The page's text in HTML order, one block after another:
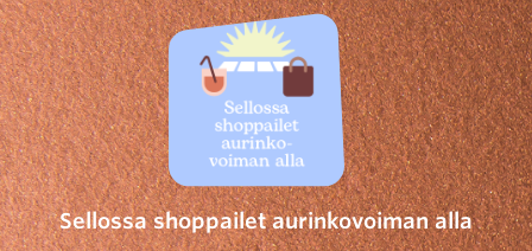
Sellossa shoppailet aurinkovoiman alla